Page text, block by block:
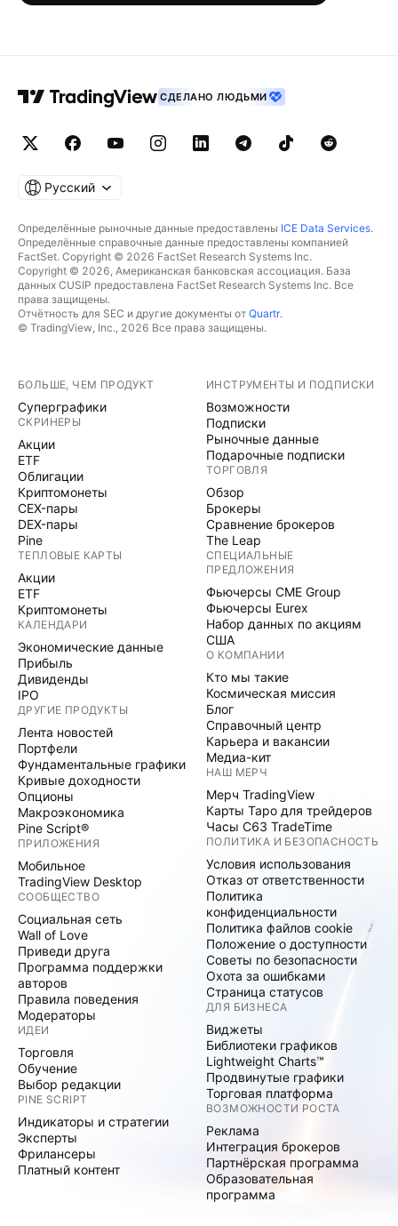
СДЕЛАНО ЛЮДЬМИ
Русский
Определённые рыночные данные предоставлены ICE Data Services.
Определённые справочные данные предоставлены компанией
FactSet. Copyright © 2026 FactSet Research Systems Inc.
Copyright © 2026, Американская банковская ассоциация. База
данных CUSIP предоставлена FactSet Research Systems Inc. Все
права защищены.
Отчётность для SEC и другие документы от Quartr.
© TradingView, Inc., 2026 Все права защищены.
БОЛЬШЕ, ЧЕМ ПРОДУКТ
Суперграфики
СКРИНЕРЫ
Акции
ETF
Облигации
Криптомонеты
CEX-пары
DEX-пары
Pine
ТЕПЛОВЫЕ КАРТЫ
Акции
ETF
Криптомонеты
КАЛЕНДАРИ
Экономические данные
Прибыль
Дивиденды
IPO
ДРУГИЕ ПРОДУКТЫ
Лента новостей
Портфели
Фундаментальные графики
Кривые доходности
Опционы
Макроэкономика
Pine Script®
ПРИЛОЖЕНИЯ
Мобильное
TradingView Desktop
СООБЩЕСТВО
Социальная сеть
Wall of Love
Приведи друга
Программа поддержки
авторов
Правила поведения
Модераторы
ИДЕИ
Торговля
Обучение
Выбор редакции
PINE SCRIPT
Индикаторы и стратегии
Эксперты
Фрилансеры
Платный контент
ИНСТРУМЕНТЫ И ПОДПИСКИ
Возможности
Подписки
Рыночные данные
Подарочные подписки
ТОРГОВЛЯ
Обзор
Брокеры
Сравнение брокеров
The Leap
СПЕЦИАЛЬНЫЕ
ПРЕДЛОЖЕНИЯ
Фьючерсы CME Group
Фьючерсы Eurex
Набор данных по акциям
США
О КОМПАНИИ
Кто мы такие
Космическая миссия
Блог
Справочный центр
Карьера и вакансии
Медиа-кит
НАШ МЕРЧ
Мерч TradingView
Карты Таро для трейдеров
Часы C63 TradeTime
ПОЛИТИКА И БЕЗОПАСНОСТЬ
Условия использования
Отказ от ответственности
Политика
конфиденциальности
Политика файлов cookie
Положение о доступности
Советы по безопасности
Охота за ошибками
Страница статусов
ДЛЯ БИЗНЕСА
Виджеты
Библиотеки графиков
Lightweight Charts™
Продвинутые графики
Торговая платформа
ВОЗМОЖНОСТИ РОСТА
Реклама
Интеграция брокеров
Партнёрская программа
Образовательная
программа